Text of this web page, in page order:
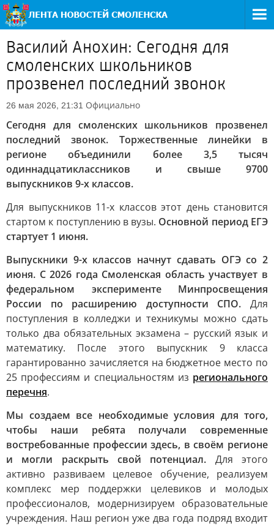
Василий Анохин: Сегодня для
смоленских школьников
прозвенел последний звонок
26 мая 2026, 21:31 Официально
Сегодня для смоленских школьников прозвенел
последний звонок. Торжественные линейки в
регионе объединили более 3,5 тысяч
одиннадцатиклассников и свыше 9700
выпускников 9-х классов.
Для выпускников 11-х классов этот день становится
стартом к поступлению в вузы. Основной период ЕГЭ
стартует 1 июня.
Выпускники 9-х классов начнут сдавать ОГЭ со 2
июня. С 2026 года Смоленская область участвует в
федеральном эксперименте Минпросвещения
России по расширению доступности СПО. Для
поступления в колледжи и техникумы можно сдать
только два обязательных экзамена – русский язык и
математику. После этого выпускник 9 класса
гарантированно зачисляется на бюджетное место по
25 профессиям и специальностям из регионального
перечня.
Мы создаем все необходимые условия для того,
чтобы наши ребята получали современные
востребованные профессии здесь, в своём регионе
и могли раскрыть свой потенциал. Для этого
активно развиваем целевое обучение, реализуем
комплекс мер поддержки целевиков и молодых
профессионалов, модернизируем образовательные
учреждения. Наш регион уже два года подряд входит